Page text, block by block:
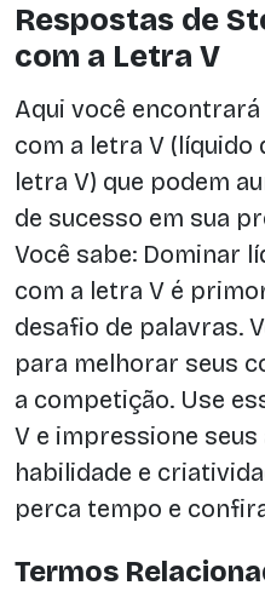
Respostas de
com a Letra V
Aqui você
com a letra V (líquido
letra V) que podem
de sucesso em sua
Você sabe: Dominar
com a letra V é
desafio de palavras.
para melhorar seus
a competição. Use
V e impressione
habilidade e
perca tempo e
Termos